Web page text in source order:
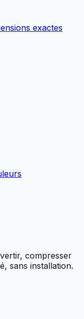
exactes
compresser
sans installation.